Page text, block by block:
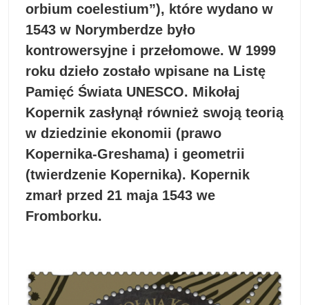
orbium coelestium”), które wydano w
1543 w Norymberdze było
kontrowersyjne i przełomowe. W 1999
roku dzieło zostało wpisane na Listę
Pamięć Świata UNESCO. Mikołaj
Kopernik zasłynął również swoją teorią
w dziedzinie ekonomii (prawo
Kopernika-Greshama) i geometrii
(twierdzenie Kopernika). Kopernik
zmarł przed 21 maja 1543 we
Fromborku.